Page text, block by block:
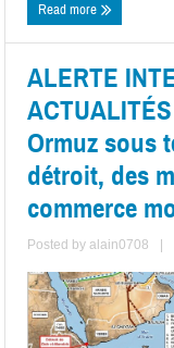
Read more
ALERTE
Ormuz sous
détroit, des
commerce
Posted byalain0708